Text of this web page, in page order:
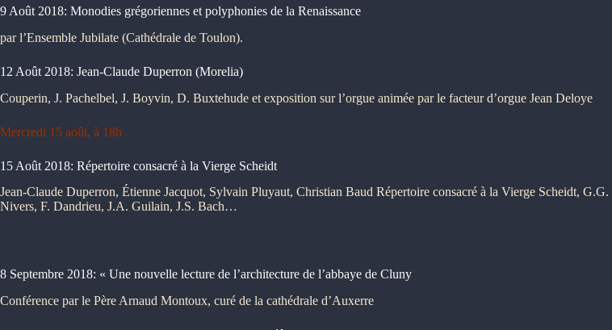
9 Août 2018: Monodies grégoriennes et polyphonies de la Renaissance
par l’Ensemble Jubilate (Cathédrale de Toulon).
12 Août 2018: Jean-Claude Duperron (Morelia)
Couperin, J. Pachelbel, J. Boyvin, D. Buxtehude et exposition sur l’orgue animée par le facteur d’orgue Jean Deloye
Mercredi 15 août, à 18h
15 Août 2018: Répertoire consacré à la Vierge Scheidt
Jean-Claude Duperron, Étienne Jacquot, Sylvain Pluyaut, Christian Baud Répertoire consacré à la Vierge Scheidt, G.G.
Nivers, F. Dandrieu, J.A. Guilain, J.S. Bach…
8 Septembre 2018: « Une nouvelle lecture de l’architecture de l’abbaye de Cluny
Conférence par le Père Arnaud Montoux, curé de la cathédrale d’Auxerre